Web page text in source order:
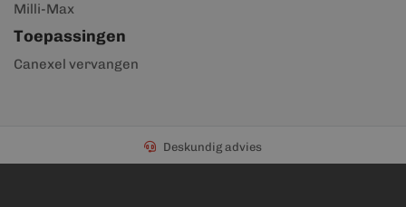
Milli-Max
Toepassingen
Canexel vervangen
Deskundig advies